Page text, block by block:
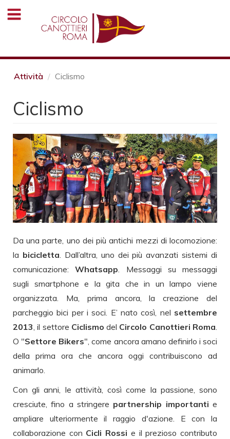
Salta
Attività Ciclismo
Ciclismo
Da una parte, uno dei più antichi mezzi di locomozione:
la bicicletta . Dall’altra, uno dei più avanzati sistemi di
comunicazione:Whatsapp . Messaggi su messaggi
sugli smartphone e la gita che in un lampo viene
organizzata. Ma, prima ancora, la creazione del
parcheggio bici per i soci. E’ nato così, nel settembre
2013 , il settore Ciclismo del Circolo Canottieri Roma
O "Settore Bikers", come ancora amano definirlo i soci
della prima ora che ancora oggi contribuiscono ad
animarlo.
Con gli anni, le attività, così come la passione, sono
cresciute, fino a stringere partnership importanti e
ampliare ulteriormente il raggio d'azione. E con la
collaborazione con Cicli Rossi e il prezioso contributo